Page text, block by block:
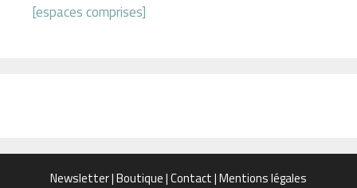
[espaces comprises]
Newsletter|Boutique|Contact|Mentions légales